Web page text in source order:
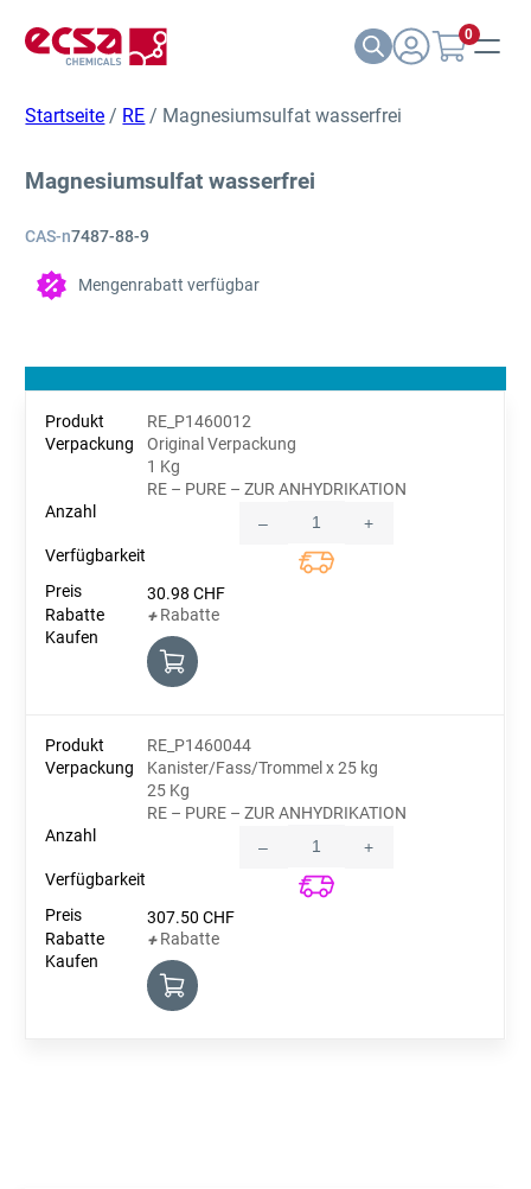
0
Startseite / RE / Magnesiumsulfat wasserfrei
Magnesiumsulfat wasserfrei
CAS-n7487-88-9
Mengenrabatt verfügbar
RE_P1460012
Original Verpackung
1 Kg
RE – PURE – ZUR ANHYDRIKATION
Quantity
– +
30.98CHF
+Rabatte
RE_P1460044
Kanister/Fass/Trommel x 25 kg
25 Kg
RE – PURE – ZUR ANHYDRIKATION
Quantity
– +
307.50CHF
+Rabatte